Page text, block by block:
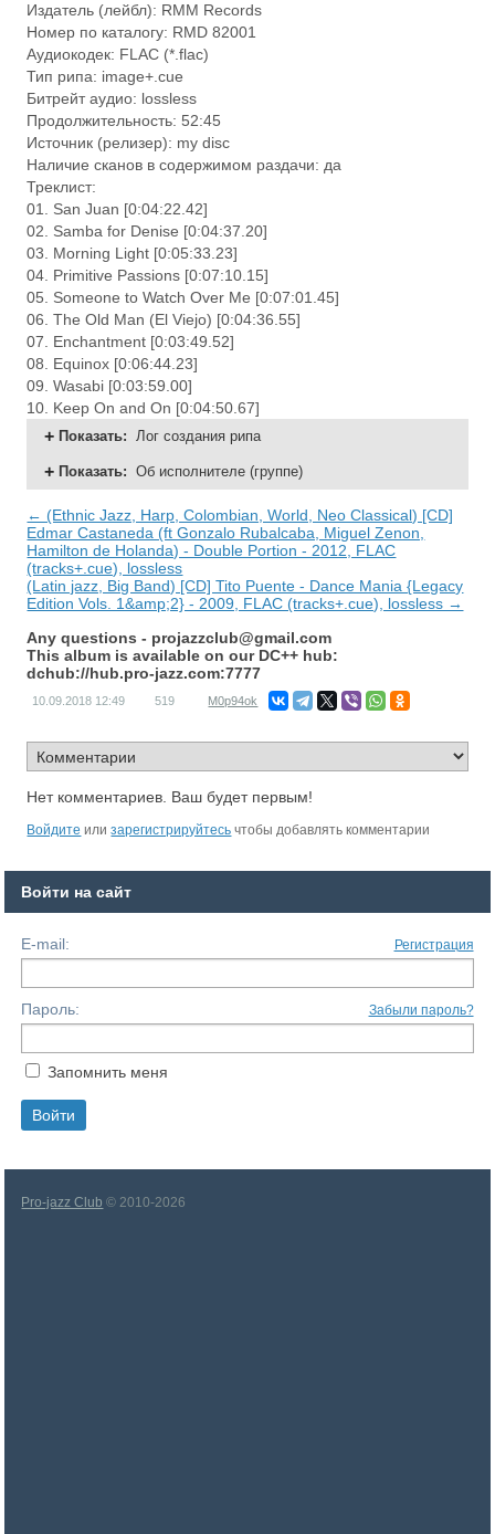
Издатель (лейбл): RMM Records
Номер по каталогу: RMD 82001
Аудиокодек: FLAC (*.flac)
Тип рипа: image+.cue
Битрейт аудио: lossless
Продолжительность: 52:45
Источник (релизер): my disc
Наличие сканов в содержимом раздачи: да
Треклист:
01. San Juan [0:04:22.42]
02. Samba for Denise [0:04:37.20]
03. Morning Light [0:05:33.23]
04. Primitive Passions [0:07:10.15]
05. Someone to Watch Over Me [0:07:01.45]
06. The Old Man (El Viejo) [0:04:36.55]
07. Enchantment [0:03:49.52]
08. Equinox [0:06:44.23]
09. Wasabi [0:03:59.00]
10. Keep On and On [0:04:50.67]
Показать: Лог создания рипа
Показать: Об исполнителе (группе)
← (Ethnic Jazz, Harp, Colombian, World, Neo Classical) [CD]
Edmar Castaneda (ft Gonzalo Rubalcaba, Miguel Zenon,
Hamilton de Holanda) - Double Portion - 2012, FLAC
(tracks+.cue), lossless
(Latin jazz, Big Band) [CD] Tito Puente - Dance Mania {Legacy
Edition Vols. 1&amp;2} - 2009, FLAC (tracks+.cue), lossless →
Any questions - projazzclub@gmail.com
This album is available on our DC++ hub:
dchub://hub.pro-jazz.com:7777
10.09.2018 12:49 519 M0p94ok
Нет комментариев. Ваш будет первым!
Войдите илизарегистрируйтесь чтобы добавлять комментарии
Войти на сайт
E-mail: Регистрация
Пароль: Забыли пароль?
Запомнить меня
Pro-jazz Club © 2010-2026